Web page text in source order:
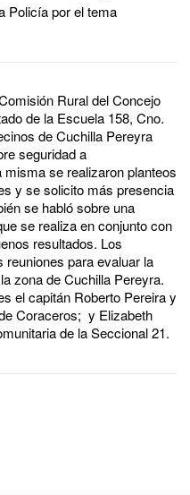
Policía por el tema
Rural del Concejo
de la Escuela 158, Cno.
de Cuchilla Pereyra
seguridad a
se realizaron planteos
y se solicito más presencia
se habló sobre una
se realiza en conjunto con
resultados. Los
para evaluar la
zona de Cuchilla Pereyra.
el capitán Roberto Pereira y
Coraceros; y Elizabeth
de la Seccional 21.